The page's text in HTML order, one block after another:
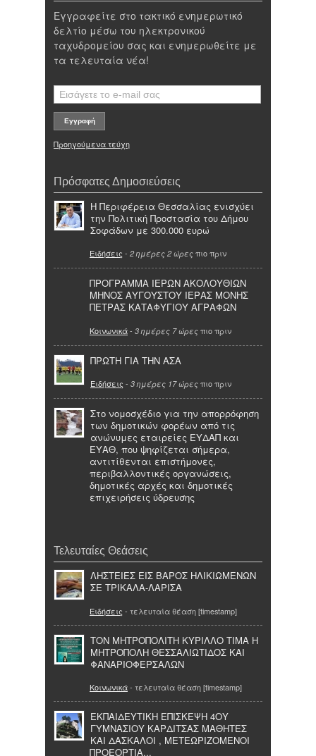
Εγγραφείτε στο τακτικό ενημερωτικό
δελτίο μέσω του ηλεκτρονικού
ταχυδρομείου σας και ενημερωθείτε με
τα τελευταία νέα!
Προηγούμενα τεύχη
Πρόσφατες Δημοσιεύσεις
Η Περιφέρεια Θεσσαλίας ενισχύει
την Πολιτική Προστασία του Δήμου
Σοφάδων με 300.000 ευρώ
Ειδήσεις - 2 ημέρες 2 ώρες πιο πριν
ΠΡΟΓΡΑΜΜΑ ΙΕΡΩΝ ΑΚΟΛΟΥΘΙΩΝ
ΜΗΝΟΣ ΑΥΓΟΥΣΤΟΥ ΙΕΡΑΣ ΜΟΝΗΣ
ΠΕΤΡΑΣ ΚΑΤΑΦΥΓΙΟΥ ΑΓΡΑΦΩΝ
Κοινωνικά- 3 ημέρες 7 ώρες πιο πριν
ΠΡΩΤΗ ΓΙΑ ΤΗΝ ΑΣΑ
Ειδήσεις - 3 ημέρες 17 ώρες πιο πριν
Στο νομοσχέδιο για την απορρόφηση
των δημοτικών φορέων από τις
ανώνυμες εταιρείες ΕΥΔΑΠ και
ΕΥΑΘ, που ψηφίζεται σήμερα,
αντιτίθενται επιστήμονες,
περιβαλλοντικές οργανώσεις,
δημοτικές αρχές και δημοτικές
επιχειρήσεις ύδρευσης
Τελευταίες Θεάσεις
ΛΗΣΤΕΙΕΣ ΕΙΣ ΒΑΡΟΣ ΗΛΙΚΙΩΜΕΝΩΝ
ΣΕ ΤΡΙΚΑΛΑ-ΛΑΡΙΣΑ
Ειδήσεις - τελευταία θέαση [timestamp]
ΤΟΝ ΜΗΤΡΟΠΟΛΙΤΗ ΚΥΡΙΛΛΟ ΤΙΜΑ Η
ΜΗΤΡΟΠΟΛΗ ΘΕΣΣΑΛΙΩΤΙΔΟΣ ΚΑΙ
ΦΑΝΑΡΙΟΦΕΡΣΑΛΩΝ
Κοινωνικά- τελευταία θέαση [timestamp]
ΕΚΠΑΙΔΕΥΤΙΚΗ ΕΠΙΣΚΕΨΗ 4ΟΥ
ΓΥΜΝΑΣΙΟΥ ΚΑΡΔΙΤΣΑΣ ΜΑΘΗΤΕΣ
ΚΑΙ ΔΑΣΚΑΛΟΙ , ΜΕΤΕΩΡΙΖΟΜΕΝΟΙ
ΠΡΟΕΟΡΤΙΑ...